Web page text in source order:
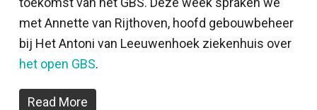
met Annette van Rijthoven, hoofd gebouwbeheer
bij Het Antoni van Leeuwenhoek ziekenhuis over
het open GBS.
Read More